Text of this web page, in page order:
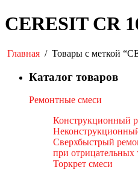
CERESIT CR
Главная / Товары с меткой
Каталог товаров
Ремонтные смеси
Конструкционный
Сверхбыстрый
при отрицательных
Торкрет смеси